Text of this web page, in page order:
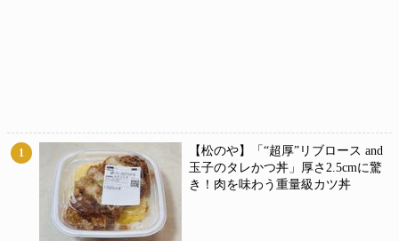
1
【松のや】「“超厚”リブロース and
玉子のタレかつ丼」厚さ2.5cmに驚
き！肉を味わう重量級カツ丼